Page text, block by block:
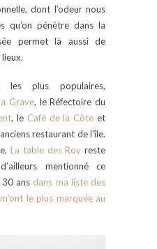
dont l’odeur nous
qu’on pénètre dans la
permet là aussi de
lieux.
les plus populaires,
Grave, le Réfectoire du
, le Café de la Côte et
restaurant de l’île.
La table des Roy reste
mentionné ce
ans dans ma liste des
le plus marquée au